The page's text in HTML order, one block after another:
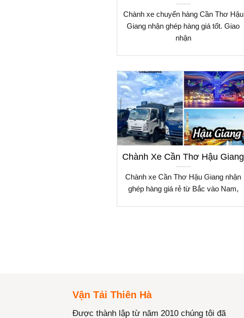
Chành xe chuyển hàng Cần Thơ Hậu
Giang nhận ghép hàng giá tốt. Giao
nhận
Chành Xe Cần Thơ Hậu Giang
Chành xe Cần Thơ Hậu Giang nhận
ghép hàng giá rẻ từ Bắc vào Nam,
Vận Tải Thiên Hà
Được thành lập từ năm 2010 chúng tôi đã